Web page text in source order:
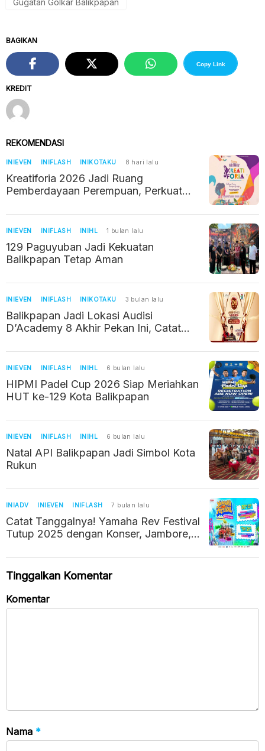
Gugatan Golkar Balikpapan
KREDIT
BAGIKAN
Copy Link
REKOMENDASI
INIEVEN INIFLASH INIKOTAKU 8 hari lalu
Kreatiforia 2026 Jadi Ruang
Pemberdayaan Perempuan, Perkuat
INIEVEN INIFLASH INIHL 1 bulan lalu
129 Paguyuban Jadi Kekuatan
Balikpapan Tetap Aman
INIEVEN INIFLASH INIKOTAKU 3 bulan lalu
Balikpapan Jadi Lokasi Audisi
D’Academy 8 Akhir Pekan Ini, Catat
INIEVEN INIFLASH INIHL 6 bulan lalu
HIPMI Padel Cup 2026 Siap Meriahkan
HUT ke-129 Kota Balikpapan
INIEVEN INIFLASH INIHL 6 bulan lalu
Natal API Balikpapan Jadi Simbol Kota
Rukun
INIADV INIEVEN INIFLASH 7 bulan lalu
Catat Tanggalnya! Yamaha Rev Festival
Tutup 2025 dengan Konser, Jambore,
Tinggalkan Komentar
Komentar
Nama *